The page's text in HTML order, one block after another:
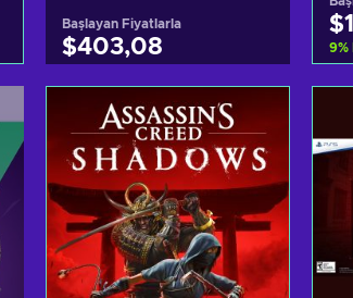
Başlayan Fiyatlarla
$403,08
Teklifleri görüntüle
9%